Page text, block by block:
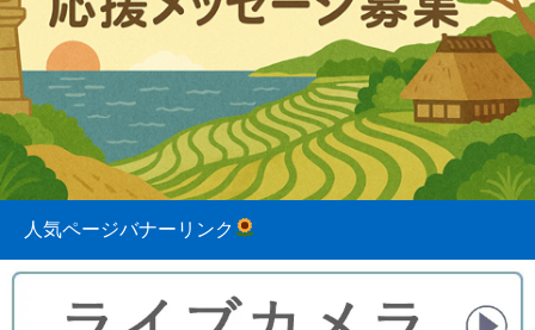
白米千枚田 あぜのきらめき（アルバム）
2023.08.31
今日の白米千枚田
人気ページバナーリンク